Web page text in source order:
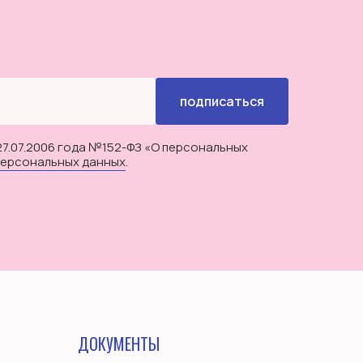
года №152-ФЗ «О персональных
данных.
подписаться
ДОКУМЕНТЫ